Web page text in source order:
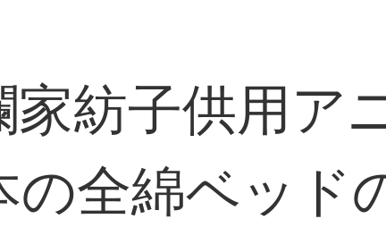
紡子供用ア
全綿ベッド